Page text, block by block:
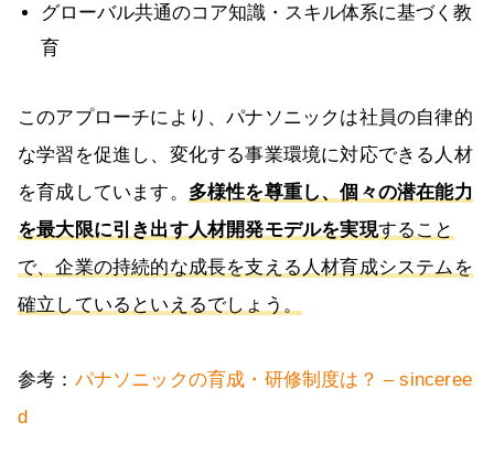
グローバル共通のコア知識・スキル体系に基づく教
育
このアプローチにより、パナソニックは社員の自律的
な学習を促進し、変化する事業環境に対応できる人材
を育成しています。 多様性を尊重し、個々の潜在能力
を最大限に引き出す人材開発モデルを実現すること
で、企業の持続的な成長を支える人材育成システムを
確立しているといえるでしょう。
参考： パナソニックの育成・研修制度は？ – sinceree
d